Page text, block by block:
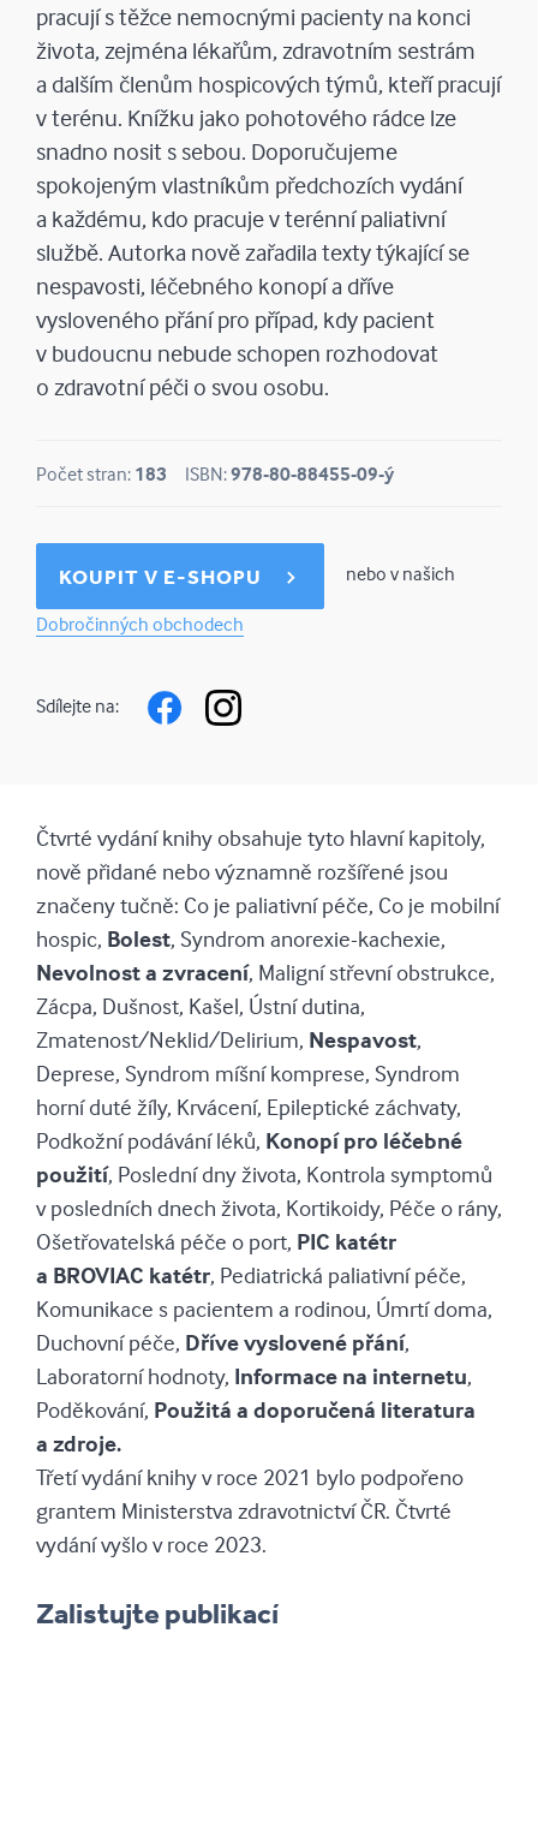
pracují s těž­ce nemocnými pacienty na konci
života, zejména lékařům, zdravotním sestrám
a dalším členům hospicových týmů, kteří pracují
v terénu. Knížku jako pohotového rádce lze
snadno nosit s sebou. Doporučujeme
spokojeným vlastníkům předchozích vydání
a každému, kdo pracuje v terénní paliativní
službě. Autorka nově zařadila texty týkající se
nespavosti, léčebného konopí a dříve
vysloveného přání pro případ, kdy pacient
v budoucnu nebude schopen rozhodovat
o zdravotní péči o svou osobu.
Počet stran: 183 ISBN:978-80-88455-09-ý
KOUPIT V E-SHOPU nebo v našich
Dobročinných obchodech
Sdílejte na:
Čtvrté vydání knihy obsahuje tyto hlavní kapitoly,
nově přidané nebo významně rozšířené jsou
značeny tučně: Co je paliativní péče, Co je mobilní
hospic, Bolest, Syndrom anorexie-kachexie,
Nevolnost a zvracení, Maligní střevní obstrukce,
Zácpa, Dušnost, Kašel, Ústní dutina,
Zmatenost/Neklid/Delirium, Nespavost,
Deprese, Syndrom míšní komprese, Syndrom
horní duté žíly, Krvácení, Epileptické záchvaty,
Podkožní podávání léků, Konopí pro léčebné
použití, Poslední dny života, Kontrola symptomů
v posledních dnech života, Kortikoidy, Péče o rány,
Ošetřovatelská péče o port, PIC katétr
a BROVIAC katétr, Pediatrická paliativní péče,
Komunikace s pacientem a rodinou, Úmrtí doma,
Duchovní péče, Dříve vyslovené přání,
Laboratorní hodnoty, Informace na internetu,
Poděkování, Použitá a doporučená literatura
a zdroje.
Třetí vydání knihy v roce 2021 bylo podpořeno
grantem Ministerstva zdravotnictví ČR. Čtvrté
vydání vyšlo v roce 2023.
Zalistujte publikací